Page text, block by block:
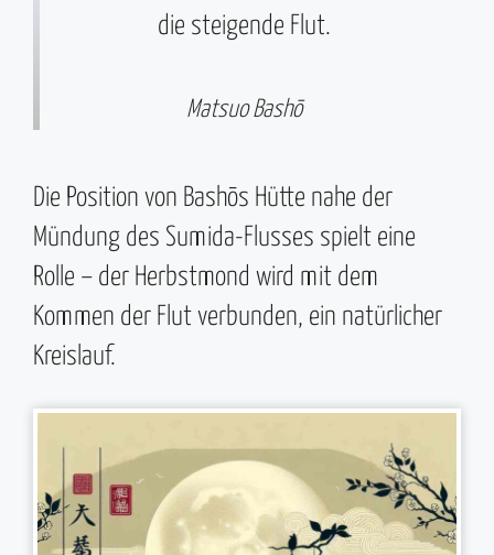
die steigende Flut.
Matsuo Bashō
Die Position von Bashōs Hütte nahe der
Mündung des Sumida-Flusses spielt eine
Rolle – der Herbstmond wird mit dem
Kommen der Flut verbunden, ein natürlicher
Kreislauf.